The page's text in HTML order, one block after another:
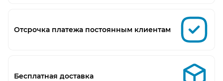
Отсрочка платежа постоянным клиентам
Бесплатная доставка